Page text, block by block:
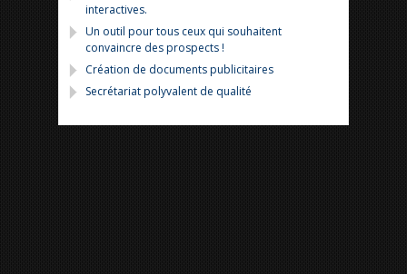
interactives.
Un outil pour tous ceux qui souhaitent
convaincre des prospects !
Création de documents publicitaires
Secrétariat polyvalent de qualité